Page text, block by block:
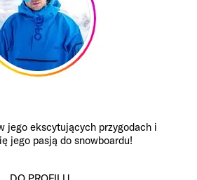
jego ekscytujących przygodach i
jego pasją do snowboardu!